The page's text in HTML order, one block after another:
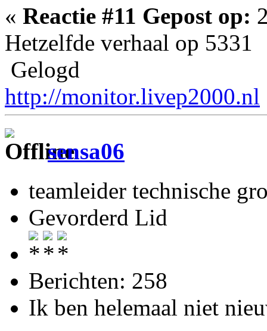
« Reactie #11 Gepost op:
Hetzelfde verhaal op 5331
Gelogd
http://monitor.livep2000.nl
sensa06
teamleider technische
Gevorderd Lid
Berichten: 258
Ik ben helemaal niet